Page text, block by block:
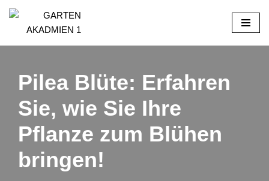
to
Pilea Blüte: Erfahren
Sie, wie Sie Ihre
Pflanze zum Blühen
bringen!